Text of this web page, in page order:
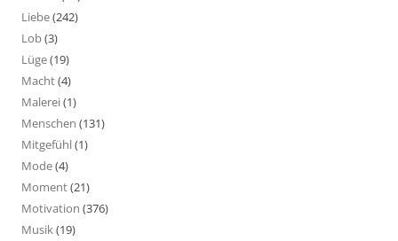
Liebe(242)
Lob(3)
Lüge(19)
Macht(4)
Malerei(1)
Menschen (131)
Mitgefühl(1)
Mode(4)
Moment(21)
Motivation (376)
Musik(19)